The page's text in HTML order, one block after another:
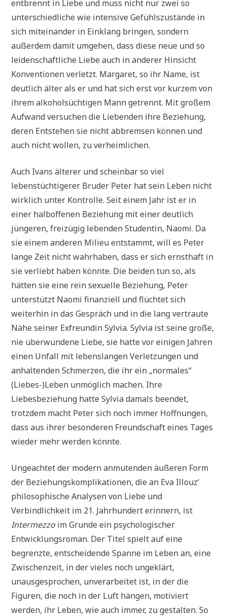
entbrennt in Liebe und muss nicht nur zwei so
unterschiedliche wie intensive Gefühlszustände in
sich miteinander in Einklang bringen, sondern
außerdem damit umgehen, dass diese neue und so
leidenschaftliche Liebe auch in anderer Hinsicht
Konventionen verletzt. Margaret, so ihr Name, ist
deutlich älter als er und hat sich erst vor kurzem von
ihrem alkoholsüchtigen Mann getrennt. Mit großem
Aufwand versuchen die Liebenden ihre Beziehung,
deren Entstehen sie nicht abbremsen können und
auch nicht wollen, zu verheimlichen.
Auch Ivans älterer und scheinbar so viel
lebenstüchtigerer Bruder Peter hat sein Leben nicht
wirklich unter Kontrolle. Seit einem Jahr ist er in
einer halboffenen Beziehung mit einer deutlich
jüngeren, freizügig lebenden Studentin, Naomi. Da
sie einem anderen Milieu entstammt, will es Peter
lange Zeit nicht wahrhaben, dass er sich ernsthaft in
sie verliebt haben könnte. Die beiden tun so, als
hätten sie eine rein sexuelle Beziehung, Peter
unterstützt Naomi finanziell und flüchtet sich
weiterhin in das Gespräch und in die lang vertraute
Nähe seiner Exfreundin Sylvia. Sylvia ist seine große,
nie überwundene Liebe, sie hatte vor einigen Jahren
einen Unfall mit lebenslangen Verletzungen und
anhaltenden Schmerzen, die ihr ein „normales“
(Liebes-)Leben unmöglich machen. Ihre
Liebesbeziehung hatte Sylvia damals beendet,
trotzdem macht Peter sich noch immer Hoffnungen,
dass aus ihrer besonderen Freundschaft eines Tages
wieder mehr werden könnte.
Ungeachtet der modern anmutenden äußeren Form
der Beziehungskomplikationen, die an Eva Illouz‘
philosophische Analysen von Liebe und
Verbindlichkeit im 21. Jahrhundert erinnern, ist
Intermezzo im Grunde ein psychologischer
Entwicklungsroman. Der Titel spielt auf eine
begrenzte, entscheidende Spanne im Leben an, eine
Zwischenzeit, in der vieles noch ungeklärt,
unausgesprochen, unverarbeitet ist, in der die
Figuren, die noch in der Luft hängen, motiviert
werden, ihr Leben, wie auch immer, zu gestalten. So